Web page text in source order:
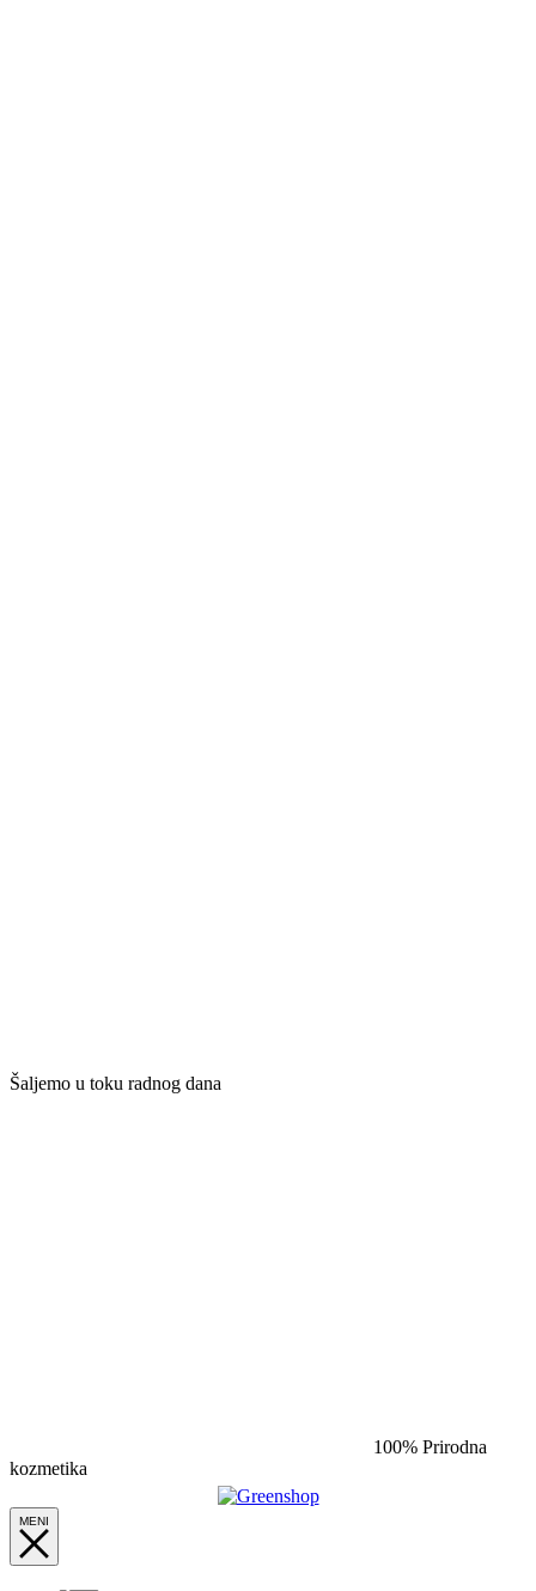
Šaljemo u toku radnog dana​
100% Prirodna
kozmetika​